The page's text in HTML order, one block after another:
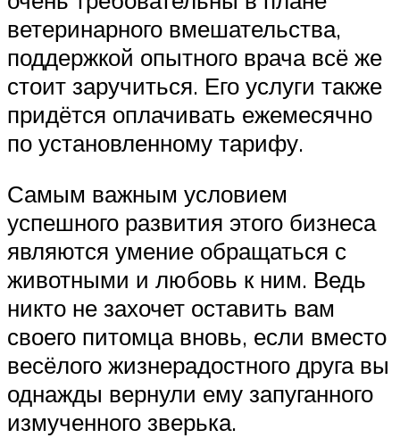
ветеринарного вмешательства,
поддержкой опытного врача всё же
стоит заручиться. Его услуги также
придётся оплачивать ежемесячно
по установленному тарифу.
Самым важным условием
успешного развития этого бизнеса
являются умение обращаться с
животными и любовь к ним. Ведь
никто не захочет оставить вам
своего питомца вновь, если вместо
весёлого жизнерадостного друга вы
однажды вернули ему запуганного
измученного зверька.